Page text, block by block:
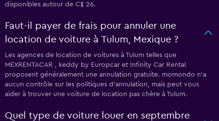
disponibles autour de C$ 26.
Faut-il payer de frais pour annuler une
location de voiture à Tulum, Mexique ?
Les agences de location de voitures à Tulum telles que
MEXRENTACAR , keddy by Europcar et Infinity Car Rental
proposent généralement une annulation gratuite. momondo n’a
aucun contrôle sur les politiques d’annulation, mais peut vous
aider à trouver une voiture de location pas chère à Tulum.
Quel type de voiture louer en septembre